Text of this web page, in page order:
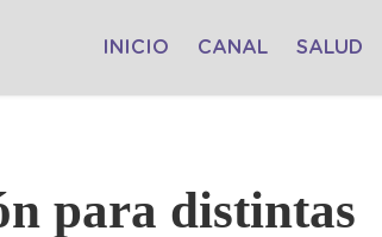
INICIO CANAL SALUD
para distintas